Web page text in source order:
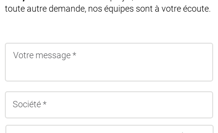
toute autre demande, nos équipes sont à votre écoute.